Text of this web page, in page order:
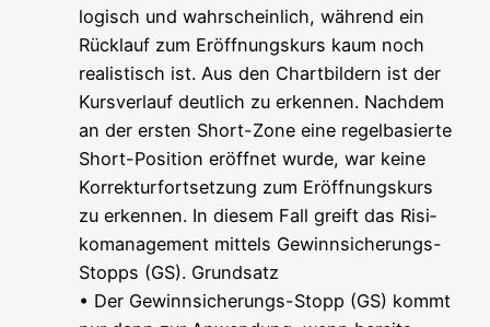
logisch und wahr­schein­lich, wäh­rend ein
Rück­lauf zum Eröff­nungs­kurs kaum noch
rea­lis­tisch ist. Aus den Chart­bil­dern ist der
Kurs­ver­lauf deut­lich zu erken­nen. Nach­dem
an der ers­ten Short-Zone eine regel­ba­sier­te
Short-Posi­ti­on eröff­net wur­de, war kei­ne
Kor­rek­tur­fort­set­zung zum Eröff­nungs­kurs
zu erken­nen. In die­sem Fall greift das Risi­
ko­ma­nage­ment mit­tels Gewinn­si­che­rungs-
Stopps (GS). Grund­satz
• Der Gewinn­si­che­rungs-Stopp (GS) kommt